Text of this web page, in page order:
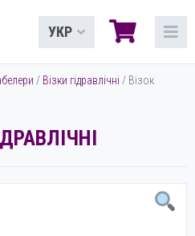
УКР
/ Візки гідравлічні / Візок